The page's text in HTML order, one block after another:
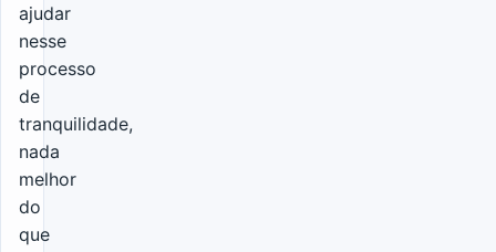
ajudar
nesse
processo
de
tranquilidade,
nada
melhor
do
que